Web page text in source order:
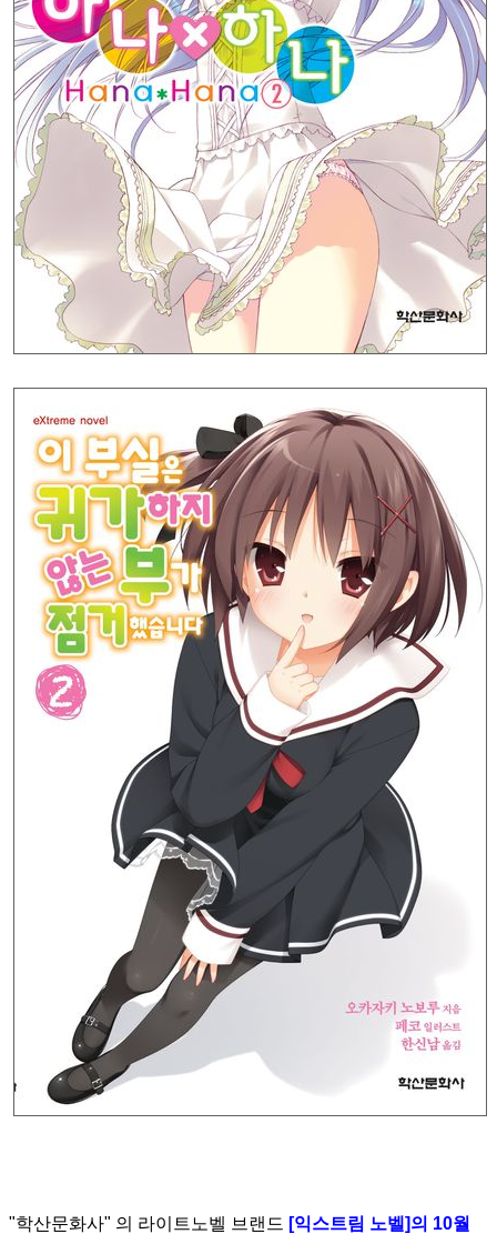
"학산문화사" 의 라이트노벨 브랜드 [익스트림 노벨]의 10월